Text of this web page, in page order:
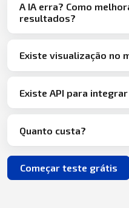
A IA erra? Como
resultados?
Existe visualização no
Existe API para
Quanto custa?
Começar teste grátis